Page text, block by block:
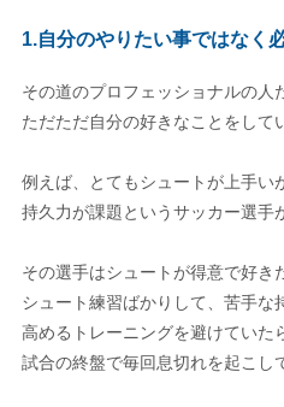
1.自分のやりたい事ではなく
その道のプロフェッショナルの人
ただただ自分の好きなことをして
例えば、とてもシュートが上手い
持久力が課題というサッカー選手
その選手はシュートが得意で好き
シュート練習ばかりして、苦手な
高めるトレーニングを避けていた
試合の終盤で毎回息切れを起こし